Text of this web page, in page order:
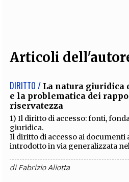
SOCIAL
Articoli
DIRITTO / La natura giuridica
e la problematica dei
riservatezza
1) Il diritto di accesso: fonti,
giuridica.
Il diritto di accesso ai
introdotto in via generalizzata
diFabrizio Aliotta